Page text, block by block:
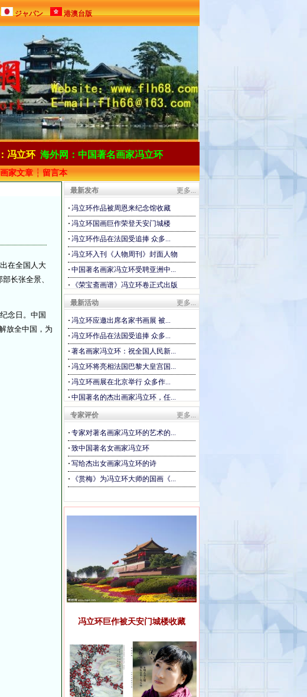
ジャパン 港澳台版
冯立环 海外网：中国著名画家冯立环
画家文章 ┆ 留言本
在全国人大
长张全景、
念日。中国
放全中国，为
更多...
最新发布
· 冯立环作品被周恩来纪念馆收藏
· 冯立环国画巨作荣登天安门城楼
· 冯立环作品在法国受追捧 众多...
· 冯立环入刊《人物周刊》封面人物
· 中国著名画家冯立环受聘亚洲中...
·
《荣宝斋画谱》冯立环卷正式出版
更多...
最新活动
· 冯立环应邀出席名家书画展 被...
· 冯立环作品在法国受追捧 众多...
· 著名画家冯立环：祝全国人民新...
· 冯立环将亮相法国巴黎大皇宫国...
· 冯立环画展在北京举行 众多作...
· 中国著名的杰出画家冯立环，任...
·《大公报》著名画家冯立环：巨...
冯立环作品被周恩来纪念馆收藏
更多...
专家评价
· 专家对著名画家冯立环的艺术的...
· 致中国著名女画家冯立环
· 写给杰出女画家冯立环的诗
·
《赏梅》为冯立环大师的国画《...
冯立环巨作被天安门城楼收藏